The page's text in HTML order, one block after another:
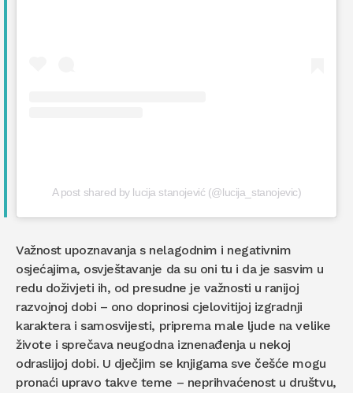
A post shared by lucija stanojević (@lucija_stanojevic)
Važnost upoznavanja s nelagodnim i negativnim
osjećajima, osvještavanje da su oni tu i da je sasvim u
redu doživjeti ih, od presudne je važnosti u ranijoj
razvojnoj dobi – ono doprinosi cjelovitijoj izgradnji
karaktera i samosvijesti, priprema male ljude na velike
živote i sprečava neugodna iznenađenja u nekoj
odraslijoj dobi. U dječjim se knjigama sve češće mogu
pronaći upravo takve teme – neprihvaćenost u društvu,